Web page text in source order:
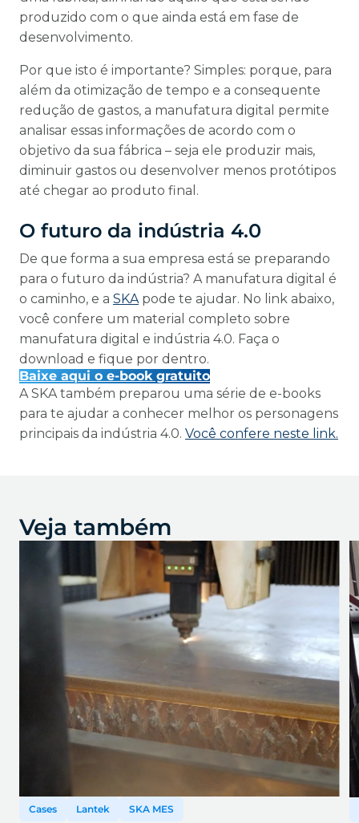
produzido com o que ainda está em fase de
desenvolvimento.
Por que isto é importante? Simples: porque, para
além da otimização de tempo e a consequente
redução de gastos, a manufatura digital permite
analisar essas informações de acordo com o
objetivo da sua fábrica – seja ele produzir mais,
diminuir gastos ou desenvolver menos protótipos
até chegar ao produto final.
O futuro da indústria 4.0
De que forma a sua empresa está se preparando
para o futuro da indústria? A manufatura digital é
o caminho, e a SKA pode te ajudar. No link abaixo,
você confere um material completo sobre
manufatura digital e indústria 4.0. Faça o
download e fique por dentro.
Baixe aqui o e-book gratuito
A SKA também preparou uma série de e-books
para te ajudar a conhecer melhor os personagens
principais da indústria 4.0. Você confere neste link.
Veja também
Cases Lantek SKA MES